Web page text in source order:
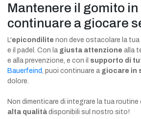
Mantenere il gomito
continuare a giocare
L'epicondilite non deve ostacolare la
e il padel. Con la giusta attenzione alla
e alla prevenzione, e con il supporto di
Bauerfeind , puoi continuare a giocare in
dolore.
Non dimenticare di integrare la tua routine
alta qualità disponibili sul nostro sito!